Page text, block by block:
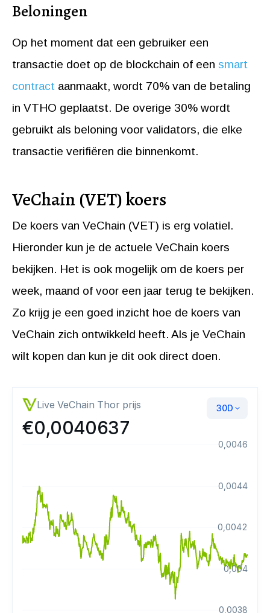
Beloningen
Op het moment dat een gebruiker een
transactie doet op de blockchain of een smart
contract aanmaakt, wordt 70% van de betaling
in VTHO geplaatst. De overige 30% wordt
gebruikt als beloning voor validators, die elke
transactie verifiëren die binnenkomt.
VeChain (VET) koers
De koers van VeChain (VET) is erg volatiel.
Hieronder kun je de actuele VeChain koers
bekijken. Het is ook mogelijk om de koers per
week, maand of voor een jaar terug te bekijken.
Zo krijg je een goed inzicht hoe de koers van
VeChain zich ontwikkeld heeft. Als je VeChain
wilt kopen dan kun je dit ook direct doen.